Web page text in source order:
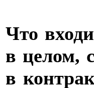
Что
в целом,
в